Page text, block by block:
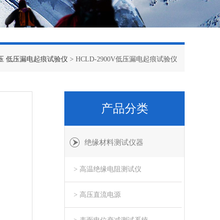
低压漏电起痕试验仪 > HCLD-2900V低压漏电起痕试验仪
产品分类
绝缘材料测试仪器
> 高温绝缘电阻测试仪
> 高压直流电源